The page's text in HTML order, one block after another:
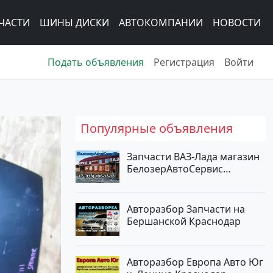
ШИНЫ ДИСКИ АВТОКОМПАНИИ НОВОСТИ
Подать объявления Регистрация Войти
Популярные объявления
Запчасти ВАЗ-Лада магазин
БелозерАвтоСервис
Авторазбор Запчасти на
Бершанской Краснодар
Авторазбор Европа Авто Юг